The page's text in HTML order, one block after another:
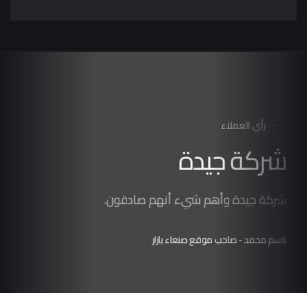
رأي العملاء
شركة جيدة
شركة جيدة وأهم شيء أنهم صادقون.
باسم محمد- صاحب موقع صنعاء بازار